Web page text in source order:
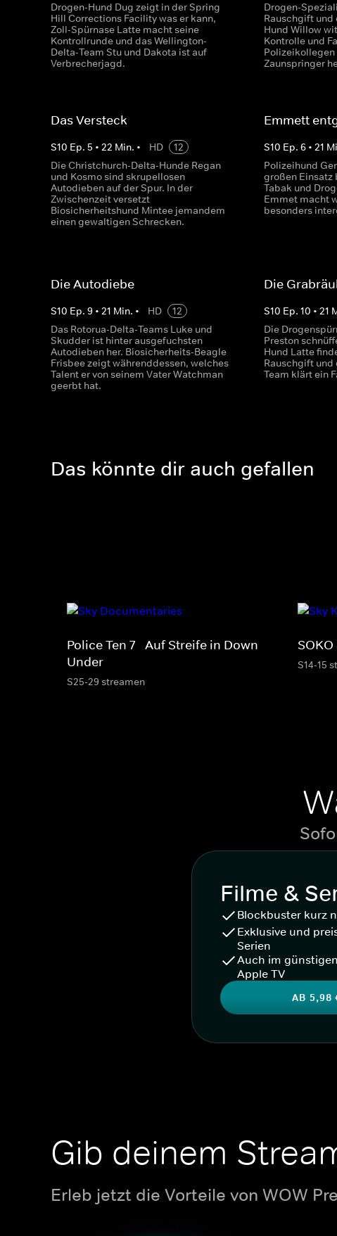
Drogen-Hund Dug zeigt in der Spring
Hill Corrections Facility was er kann,
Zoll-Spürnase Latte macht seine
Kontrollrunde und das Wellington-
Delta-Team Stu und Dakota ist auf
Verbrecherjagd.
Drogen-
Rauschgift und
Hund Willow
Kontrolle und
Zaunspringer
Das Versteck
S10 Ep. 5 • 22 Min. • HD
12
Die Christchurch-Delta-Hunde Regan
und Kosmo sind skrupellosen
Autodieben auf der Spur. In der
Zwischenzeit versetzt
Biosicherheitshund Mintee jemandem
einen gewaltigen Schrecken.
Emmett
S10 Ep.6 •21
Polizeihund
großen Einsatz
Tabak und
Emmet macht
besonders
Die Autodiebe
S10 Ep. 9 • 21 Min. • HD
12
Das Rotorua-Delta-Teams Luke und
Skudder ist hinter ausgefuchsten
Autodieben her. Biosicherheits-Beagle
Frisbee zeigt währenddessen, welches
Talent er von seinem Vater Watchman
geerbt hat.
Die
S10 Ep.10 •21
Die
Preston
Hund Latte
Rauschgift und
Team klärt ein
Das könnte dir auch gefallen
Police Ten 7 - Auf Streife in Down
Under
S25-29 streamen
S14-15
Filme &
Blockbuster kurz
Exklusive und
Serien
Auch im
Apple TV
AB 5,98
Gib deinem
Erleb jetzt die Vorteile von WOW